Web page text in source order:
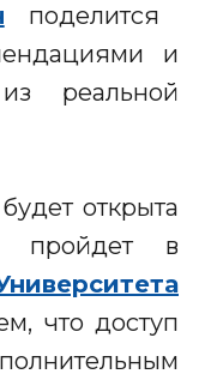
поделится
и
реальной
открыта
в
что доступ